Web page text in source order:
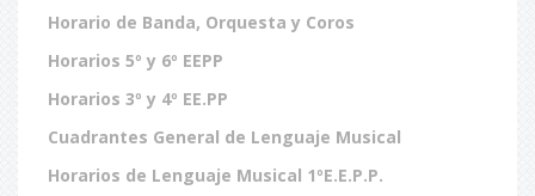
Horario de Banda, Orquesta y Coros
Horarios 5º y 6º EEPP
Horarios 3º y 4º EE.PP
Cuadrantes General de Lenguaje Musical
Horarios de Lenguaje Musical 1ºE.E.P.P.